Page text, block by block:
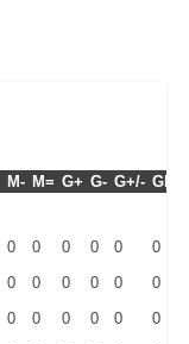
M- M= G+ G- G+/- GPM
0 0 0 0 0
0
0 0 0 0 0
0
0 0 0 0 0
0